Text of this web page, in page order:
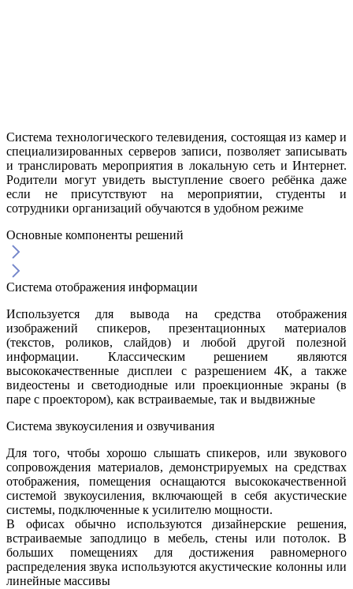
Система технологического телевидения, состоящая из камер и
специализированных серверов записи, позволяет записывать
и транслировать мероприятия в локальную сеть и Интернет.
Родители могут увидеть выступление своего ребёнка даже
если не присутствуют на мероприятии, студенты и
сотрудники организаций обучаются в удобном режиме
Основные компоненты решений
Система отображения информации
Используется для вывода на средства отображения
изображений спикеров, презентационных материалов
(текстов, роликов, слайдов) и любой другой полезной
информации. Классическим решением являются
высококачественные дисплеи с разрешением 4К, а также
видеостены и светодиодные или проекционные экраны (в
паре с проектором), как встраиваемые, так и выдвижные
Система звукоусиления и озвучивания
Для того, чтобы хорошо слышать спикеров, или звукового
сопровождения материалов, демонстрируемых на средствах
отображения, помещения оснащаются высококачественной
системой звукоусиления, включающей в себя акустические
системы, подключенные к усилителю мощности.
В офисах обычно используются дизайнерские решения,
встраиваемые заподлицо в мебель, стены или потолок. В
больших помещениях для достижения равномерного
распределения звука используются акустические колонны или
линейные массивы